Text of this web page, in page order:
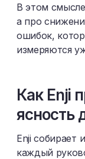
В этом
а про
ошибок,
измеряются
Как Enji
ясность
Enji собирает
каждый